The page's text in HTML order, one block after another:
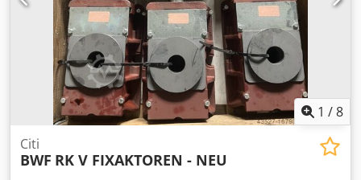
1 /8
Citi
BWF RK V FIXAKTOREN - NEU